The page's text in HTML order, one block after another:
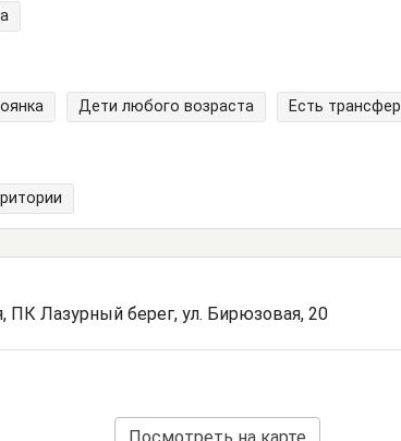
Дети любого возраста Есть трансфер
ПК Лазурный берег, ул. Бирюзовая, 20